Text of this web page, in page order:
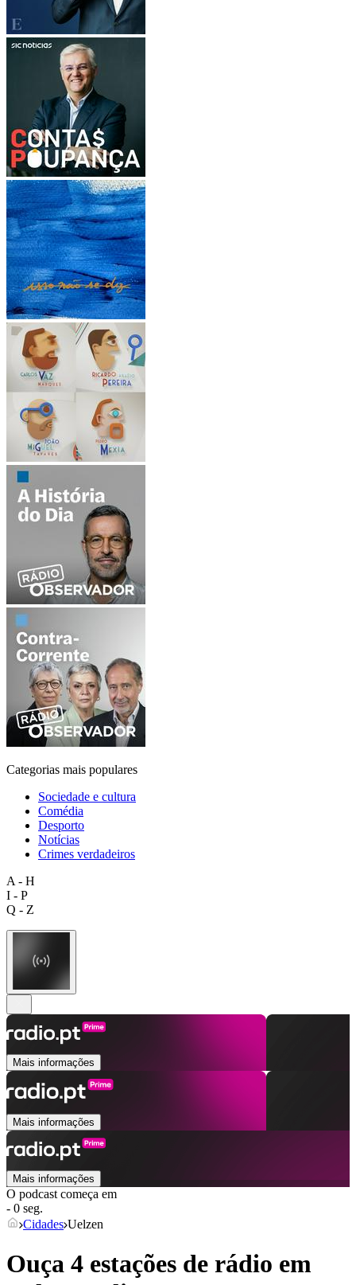
Categorias mais populares
Sociedade e cultura
Comédia
Desporto
Notícias
Crimes verdadeiros
A - H
I - P
Q - Z
Mais informações
Mais informações
Mais informações
O podcast começa em
- 0 seg.
Cidades Uelzen
Ouça 4 estações de rádio em